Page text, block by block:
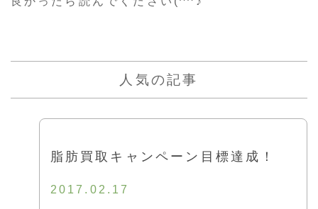
人気の記事
脂肪買取キャンペーン目標達成！
2017.02.17